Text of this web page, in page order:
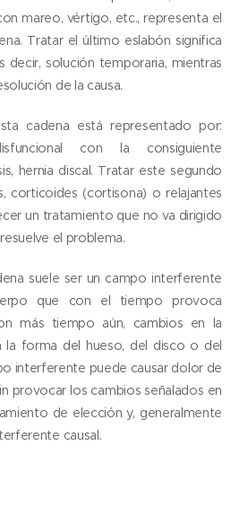
mareo, vértigo, etc., representa el
Tratar el último eslabón significa
solución temporaria, mientras
de la causa.
cadena está representado por:
con la consiguiente
hernia discal. Tratar este segundo
corticoides (cortisona) o relajantes
un tratamiento que no va dirigido
el problema.
suele ser un campo interferente
que con el tiempo provoca
más tiempo aún, cambios en la
forma del hueso, del disco o del
interferente puede causar dolor de
provocar los cambios señalados en
de elección y, generalmente
causal.